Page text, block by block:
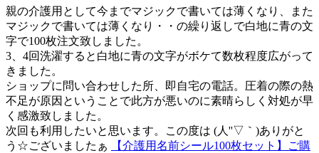
親の介護用として今までマジックで書いては薄くなり、また
マジックで書いては薄くなり・・の繰り返しで白地に青の文
字で100枚注文致しました。
3、4回洗濯すると白地に青の文字がボケて数枚程度広がって
きました。
ショップに問い合わせした所、即自宅の電話。圧着の際の熱
不足が原因ということで此方が悪いのに素晴らしく対処が早
く感激致しました。
次回も利用したいと思います。この度は (人''▽｀)ありがと
う☆ございましたぁ
【介護用名前シール100枚セット】ご購